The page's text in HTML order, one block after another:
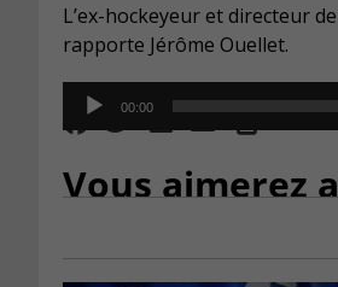
L’ex-hockeyeur et directeur
rapporte Jérôme Ouellet.
Audio
Player
00:00
Vous aimerez